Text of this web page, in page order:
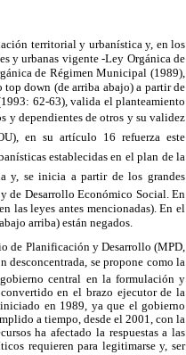
territorial y urbanística y, en los
y urbanas vigente -Ley Orgánica de
de Régimen Municipal (1989),
down (de arriba abajo) a partir de
62-63), valida el planteamiento
y dependientes de otros y su validez
en su artículo 16 refuerza este
establecidas en el plan de la
y, se inicia a partir de los grandes
de Desarrollo Económico Social. En
las leyes antes mencionadas). En el
arriba) están negados.
de Planificación y Desarrollo (MPD,
se propone como la
central en la formulación y
en el brazo ejecutor de la
en 1989, ya que el gobierno
a tiempo, desde el 2001, con la
ha afectado la respuestas a las
requieren para legitimarse y, ser